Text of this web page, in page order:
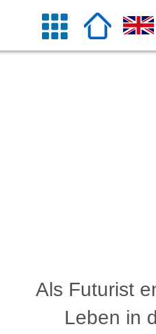
Als Futurist
Leben in